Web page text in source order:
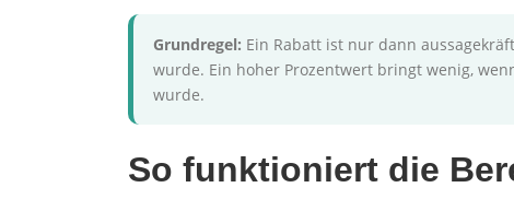
Grundregel: Ein Rabatt ist nur dann
wurde. Ein hoher Prozentwert bringt wenig,
wurde.
So funktioniert die